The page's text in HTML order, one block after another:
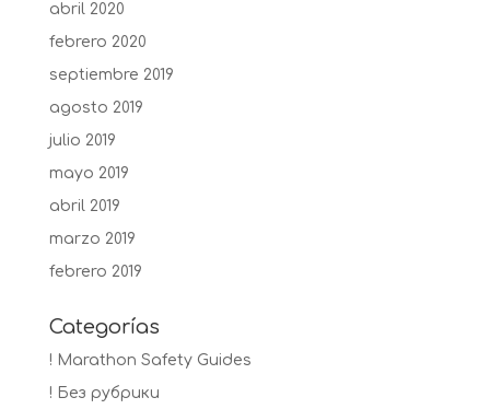
abril 2020
febrero 2020
septiembre 2019
agosto 2019
julio 2019
mayo 2019
abril 2019
marzo 2019
febrero 2019
Categorías
! Marathon Safety Guides
! Без рубрики